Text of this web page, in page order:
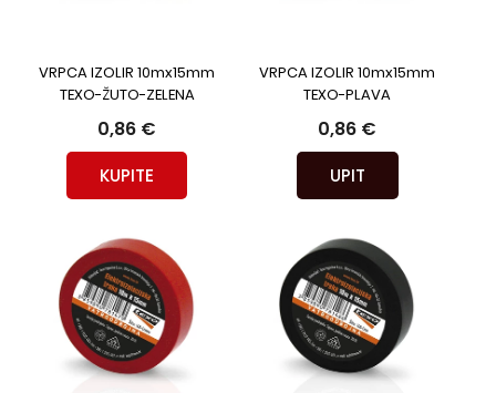
VRPCA IZOLIR 10mx15mm
TEXO-ŽUTO-ZELENA
0,86 €
KUPITE
VRPCA IZOLIR 10mx15mm
TEXO-PLAVA
0,86 €
UPIT